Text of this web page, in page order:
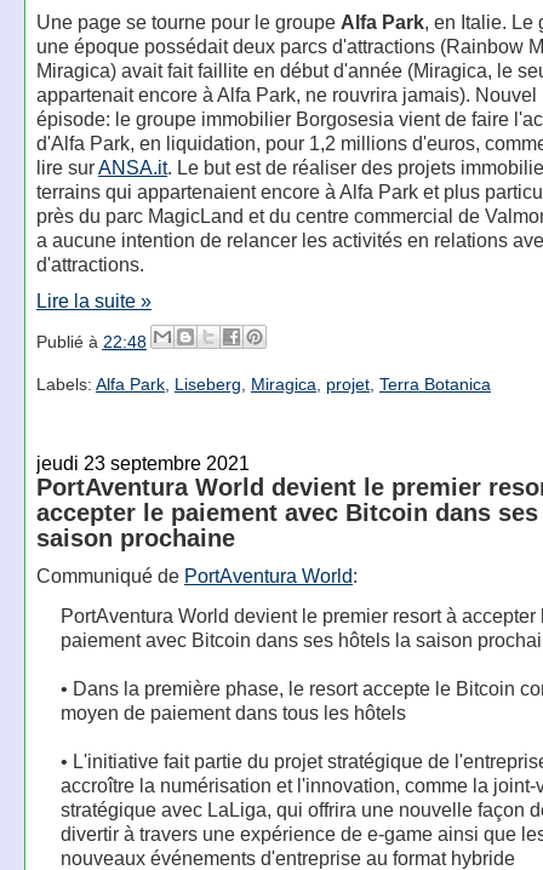
Une page se tourne pour le groupe Alfa Park, en Italie. Le
une époque possédait deux parcs d'attractions (Rainbow
Miragica) avait fait faillite en début d'année (Miragica, le
appartenait encore à Alfa Park, ne rouvrira jamais). Nouvel
épisode: le groupe immobilier Borgosesia vient de faire
d'Alfa Park, en liquidation, pour 1,2 millions d'euros,
lire surANSA.it. Le but est de réaliser des projets
terrains qui appartenaient encore à Alfa Park et plus
près du parc MagicLand et du centre commercial de
a aucune intention de relancer les activités en relations
d'attractions.
Lire la suite »
Publié à 22:48
Labels: Alfa Park, Liseberg Miragica projet, Terra Botanica
jeudi 23 septembre 2021
PortAventura World devient le premier
accepter le paiement avec Bitcoin dans
saison prochaine
Communiqué de PortAventura World:
PortAventura World devient le premier resort à accepter
paiement avec Bitcoin dans ses hôtels la saison
• Dans la première phase, le resort accepte le Bitcoin
moyen de paiement dans tous les hôtels
• L'initiative fait partie du projet stratégique de
accroître la numérisation et l'innovation, comme la joint-
stratégique avec LaLiga, qui offrira une nouvelle façon
divertir à travers une expérience de e-game ainsi que
nouveaux événements d'entreprise au format hybride